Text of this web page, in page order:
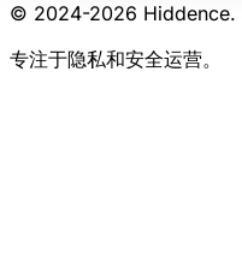
© 2024-2026 Hiddence.
专注于隐私和安全运营。